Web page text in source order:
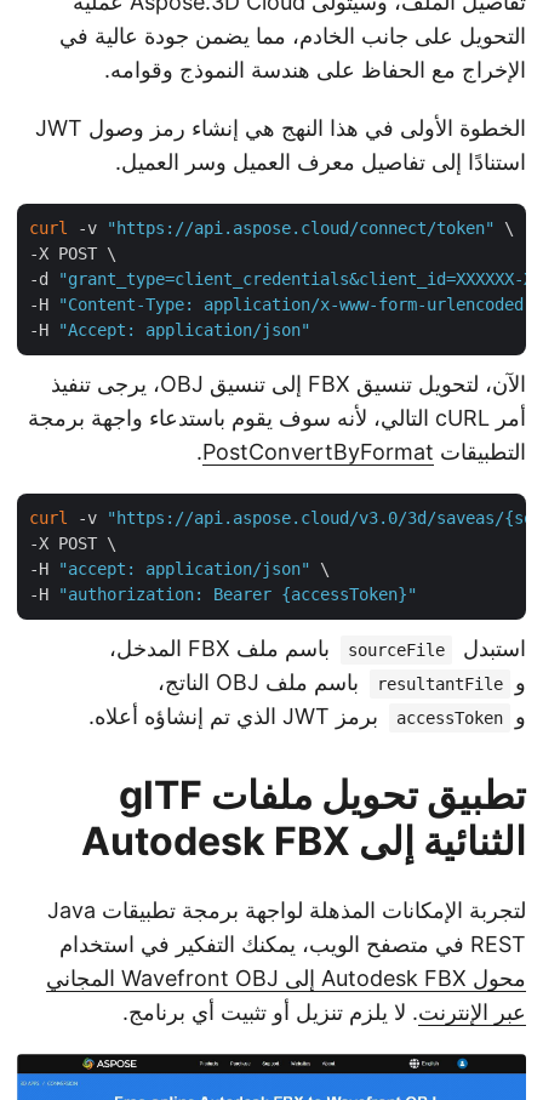
التحويل على جانب الخادم، مما يضمن جودة عالية في
الإخراج مع الحفاظ على هندسة النموذج وقوامه.
الخطوة الأولى في هذا النهج هي إنشاء رمز وصول JWT
استنادًا إلى تفاصيل معرف العميل وسر العميل.
curl -v "https://api.aspose.cloud/connect/token" \
-X POST \
-d "grant_type=client_credentials&client_id=XXXXXX-
-H "Content-Type: application/x-www-form-
-H "Accept: application/json"
الآن، لتحويل تنسيق FBX إلى تنسيق OBJ، يرجى تنفيذ
أمر cURL التالي، لأنه سوف يقوم باستدعاء واجهة برمجة
التطبيقاتPostConvertByFormat
.
curl -v "https://api.aspose.cloud/v3.0/3d/saveas/
-X POST \
-H "accept: application/json" \
-H "authorization: Bearer {accessToken}"
استبدل sourceFile
باسم ملف FBX المدخل،
resultantFile
باسم ملف OBJ الناتج،
accessToken برمز JWT الذي تم إنشاؤه أعلاه.
تطبيق تحويل ملفات glTF
الثنائية إلى Autodesk FBX
لتجربة الإمكانات المذهلة لواجهة برمجة تطبيقات Java
REST في متصفح الويب، يمكنك التفكير في استخدام
محول Autodesk FBX إلى Wavefront OBJ المجاني
عبر الإنترنت. لا يلزم تنزيل أو تثبيت أي برنامج.